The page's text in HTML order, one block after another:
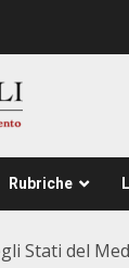
Rubriche
Stati del